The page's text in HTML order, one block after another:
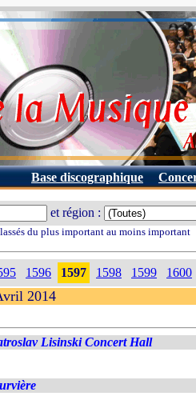
Base discographique
et région :
du plus important au moins important
1596 1597 1598 1599 1600
2014
Lisinski Concert Hall